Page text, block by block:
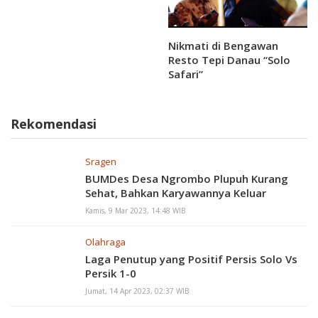
Nikmati di Bengawan
Resto Tepi Danau “Solo
Safari”
Rekomendasi
Sragen
BUMDes Desa Ngrombo Plupuh Kurang
Sehat, Bahkan Karyawannya Keluar
Kamis, 9 Mar 2023, 14:48 WIB
Olahraga
Laga Penutup yang Positif Persis Solo Vs
Persik 1-0
Jumat, 14 Apr 2023, 02:37 WIB